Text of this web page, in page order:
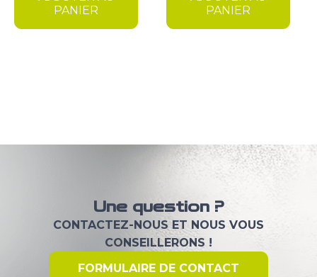
était :
160,00 €. 96,00 €.
PANIER
PANIER
Une question ?
CONTACTEZ-NOUS ET NOUS VOUS
CONSEILLERONS !
FORMULAIRE DE CONTACT